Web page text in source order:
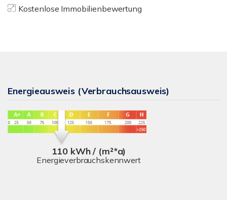
Kostenlose Immobilienbewertung
Energieausweis (Verbrauchsausweis)
110 kWh / (m²*a)
Energieverbrauchskennwert